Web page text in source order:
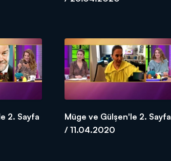
2. Sayfa
Müge ve Gülşen'le 2. Sayfa
/ 11.04.2020